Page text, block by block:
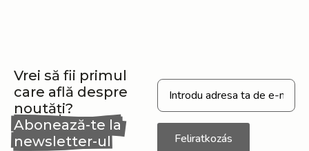
Vrei să fii primul
care află despre
noutăți?
Abonează-te la
newsletter-ul
Feliratkozás